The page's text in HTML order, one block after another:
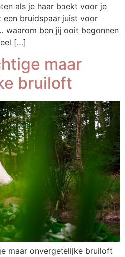
als je haar boekt voor je
bruidspaar juist voor
waarom ben jij ooit begonnen
[…]
maar
bruiloft
maar onvergetelijke bruiloft